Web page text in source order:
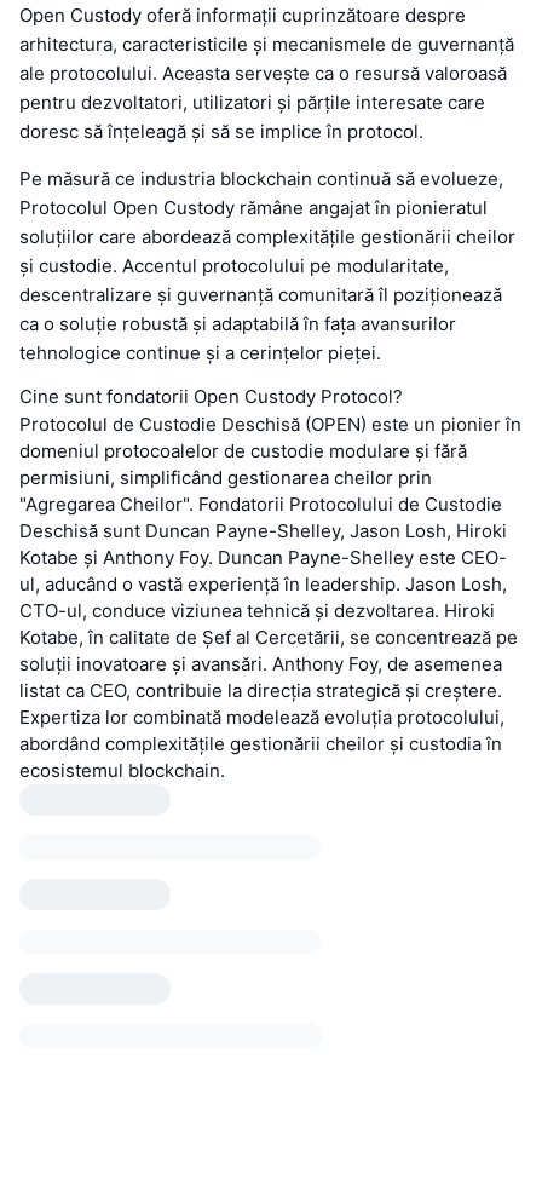
Open Custody oferă informații cuprinzătoare despre
arhitectura, caracteristicile și mecanismele de guvernanță
ale protocolului. Aceasta servește ca o resursă valoroasă
pentru dezvoltatori, utilizatori și părțile interesate care
doresc să înțeleagă și să se implice în protocol.
Pe măsură ce industria blockchain continuă să evolueze,
Protocolul Open Custody rămâne angajat în pionieratul
soluțiilor care abordează complexitățile gestionării cheilor
și custodie. Accentul protocolului pe modularitate,
descentralizare și guvernanță comunitară îl poziționează
ca o soluție robustă și adaptabilă în fața avansurilor
tehnologice continue și a cerințelor pieței.
Cine sunt fondatorii Open Custody Protocol?
Protocolul de Custodie Deschisă (OPEN) este un pionier în
domeniul protocoalelor de custodie modulare și fără
permisiuni, simplificând gestionarea cheilor prin
"Agregarea Cheilor". Fondatorii Protocolului de Custodie
Deschisă sunt Duncan Payne-Shelley, Jason Losh, Hiroki
Kotabe și Anthony Foy. Duncan Payne-Shelley este CEO-
ul, aducând o vastă experiență în leadership. Jason Losh,
CTO-ul, conduce viziunea tehnică și dezvoltarea. Hiroki
Kotabe, în calitate de Șef al Cercetării, se concentrează pe
soluții inovatoare și avansări. Anthony Foy, de asemenea
listat ca CEO, contribuie la direcția strategică și creștere.
Expertiza lor combinată modelează evoluția protocolului,
abordând complexitățile gestionării cheilor și custodia în
ecosistemul blockchain.